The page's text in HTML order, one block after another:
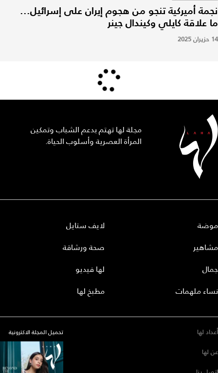
نجمة أميركية تنجو من هجوم إيران على إسرائيل...
ما علاقة كايلي وكيندال جينر
14 حزيران 2025
مجلة لها تهتم بدعم الشباب وتمكين
المرأة العصرية وأسلوب الحياة.
موضة
مشاهير
جمال
نساء ملهمات
لايف ستايل
صحة ورشاقة
لها فيديو
مطبخ لها
أعداد لها
عن لها
تحميل المجلة الاكترونية